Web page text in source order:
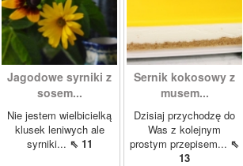
Jagodowe syrniki z
sosem...
Nie jestem wielbicielką
klusek leniwych ale
syrniki... ⇖ 11
Sernik kokosowy z
musem...
Dzisiaj przychodzę do
Was z kolejnym
prostym przepisem... ⇖
13